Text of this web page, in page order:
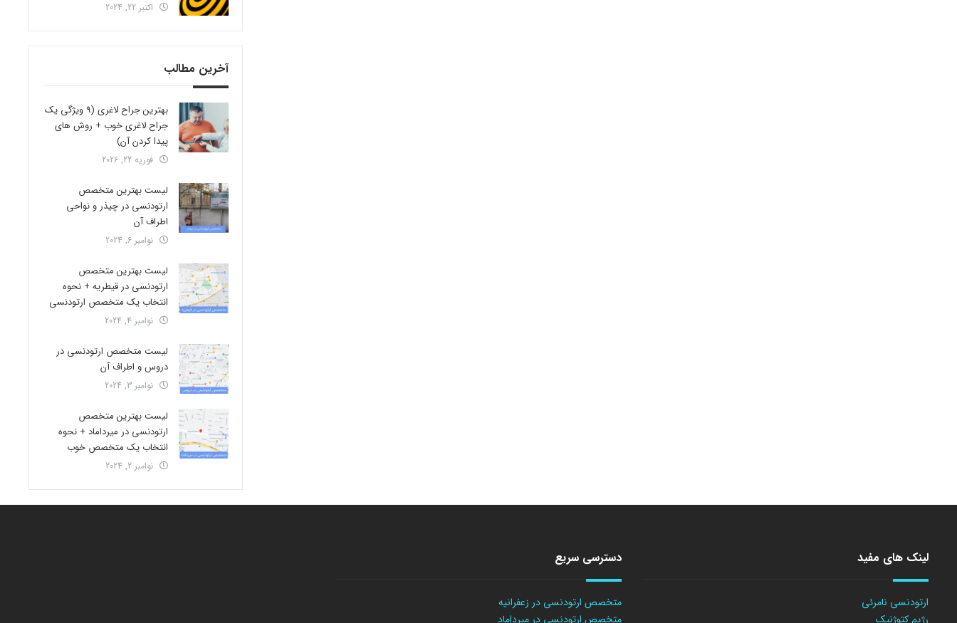
اکتبر 22, 2024
آخرین مطالب
بهترین جراح لاغری (9 ویژگی یک
جراح لاغری خوب + روش های
پیدا کردن آن)
فوریه 22, 2026
لیست بهترین متخصص
ارتودنسی در چیذر و نواحی
اطراف آن
نوامبر 6, 2024
لیست بهترین متخصص
ارتودنسی در قیطریه + نحوه
انتخاب یک متخصص ارتودنسی
نوامبر 4, 2024
لیست متخصص ارتودنسی در
دروس و اطراف آن
نوامبر 3, 2024
لیست بهترین متخصص
ارتودنسی در میرداماد + نحوه
انتخاب یک متخصص خوب
نوامبر 2, 2024
لینک های مفید
ارتودنسی نامرئی
رژیم کتوژنیک
دسترسی سریع
متخصص ارتودنسی در زعفرانیه
متخصص ارتودنسی در میرداماد